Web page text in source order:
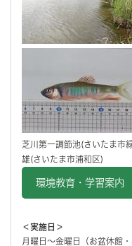
芝川第一調節池(さいたま市
雄(さいたま市浦和区)
環境教育・学習案内
＜実施日＞
月曜日～金曜日（お盆休館